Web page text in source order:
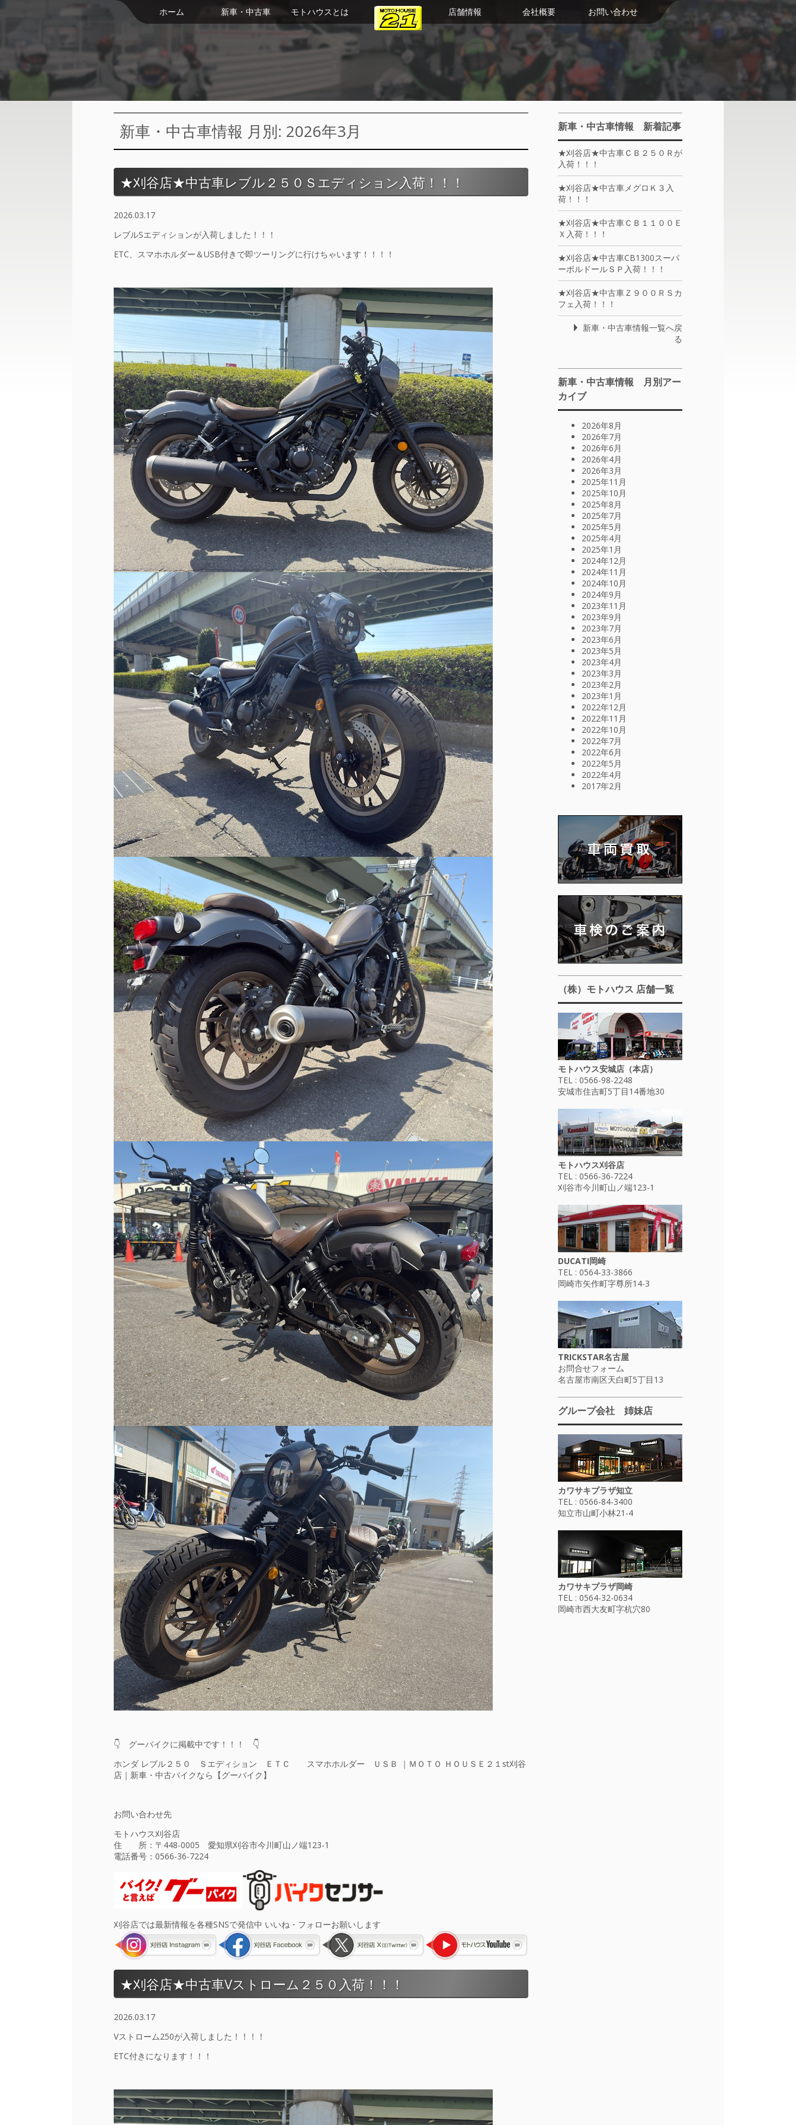
ホーム 新車・中古車 モトハウスとは 店舗情報 会社概要 お問い合わせ
新車・中古車情報 月別: 2026年3月
★刈谷店★中古車レブル２５０Ｓエディション入荷！！！
2026.03.17
レブルSエディションが入荷しました！！！
ETC、スマホホルダー＆USB付きで即ツーリングに行けちゃいます！！！！
👇 グーバイクに掲載中です！！！ 👇
ホンダ レブル２５０ Ｓエディション ＥＴＣ スマホホルダー ＵＳＢ ｜ＭＯＴＯ ＨＯＵＳＥ２１st刈谷
店｜新車・中古バイクなら【グーバイク】
お問い合わせ先
モトハウス刈谷店
住 所：〒448-0005 愛知県刈谷市今川町山ノ端123-1
電話番号： 0566-36-7224
刈谷店では最新情報を各種SNSで発信中 いいね・フォローお願いします
★刈谷店★中古車Vストローム２５０入荷！！！
2026.03.17
Vストローム250が入荷しました！！！！
ETC付きになります！！！
新車・中古車情報 新着記事
★刈谷店★中古車ＣＢ２５０Ｒが
入荷！！！
★刈谷店★中古車メグロＫ３入
荷！！！
★刈谷店★中古車ＣＢ１１００Ｅ
Ｘ入荷！！！
★刈谷店★中古車CB1300スーパ
ーボルドールＳＰ入荷！！！
★刈谷店★中古車Ｚ９００ＲＳカ
フェ入荷！！！
新車・中古車情報一覧へ戻
る
新車・中古車情報 月別アー
カイブ
2026年8月
2026年7月
2026年6月
2026年4月
2026年3月
2025年11月
2025年10月
2025年8月
2025年7月
2025年5月
2025年4月
2025年1月
2024年12月
2024年11月
2024年10月
2024年9月
2023年11月
2023年9月
2023年7月
2023年6月
2023年5月
2023年4月
2023年3月
2023年2月
2023年1月
2022年12月
2022年11月
2022年10月
2022年7月
2022年6月
2022年5月
2022年4月
2017年2月
（株）モトハウス 店舗一覧
モトハウス安城店（本店）
TEL : 0566-98-2248
安城市住吉町5丁目14番地30
モトハウス刈谷店
TEL : 0566-36-7224
刈谷市今川町山ノ端123-1
DUCATI岡崎
TEL : 0564-33-3866
岡崎市矢作町字尊所14-3
TRICKSTAR名古屋
お問合せフォーム
名古屋市南区天白町5丁目13
グループ会社 姉妹店
カワサキプラザ知立
TEL : 0566-84-3400
知立市山町小林21-4
カワサキプラザ岡崎
TEL : 0564-32-0634
岡崎市西大友町字杭穴80